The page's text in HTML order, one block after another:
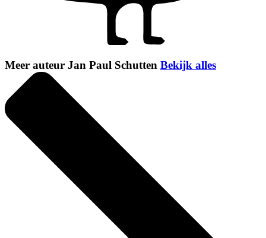
Meer auteur Jan Paul Schutten Bekijk alles